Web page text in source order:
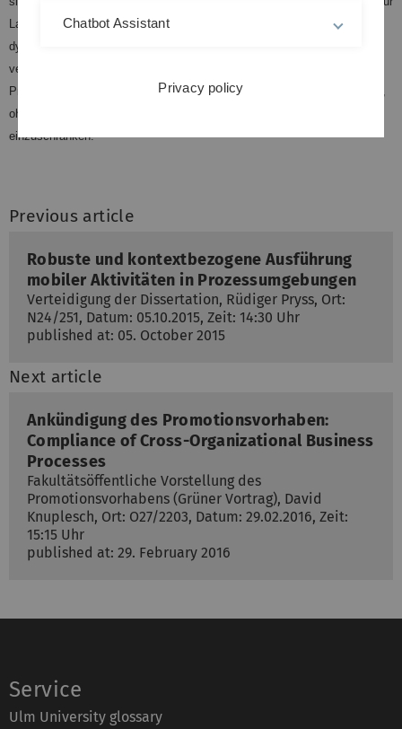
Laufzeit überwacht werden kann. Abschließend wird betrachtet, wie mit
dynamischen Änderungen dieser Prozessinstanzen zur Laufzeit zu
verfahren ist. Insbesondere muss es möglich sein, zeitbehaftete
Prozesse in einem prozessorientierten Informationssystem auszuführen,
ohne dessen Robustheit zu beeinflussen oder Performance
einzuschränken.
Previous article
Robuste und kontextbezogene Ausführung
mobiler Aktivitäten in Prozessumgebungen
Verteidigung der Dissertation, Rüdiger Pryss, Ort:
N24/251, Datum: 05.10.2015, Zeit: 14:30 Uhr
published at: 05. October 2015
Next article
Ankündigung des Promotionsvorhaben:
Compliance of Cross-Organizational Business
Processes
Fakultätsöffentliche Vorstellung des
Promotionsvorhabens (Grüner Vortrag), David
Knuplesch, Ort: O27/2203, Datum: 29.02.2016, Zeit:
15:15 Uhr
published at: 29. February 2016
Service
Ulm University glossary
Chatbot Assistant
Privacy policy